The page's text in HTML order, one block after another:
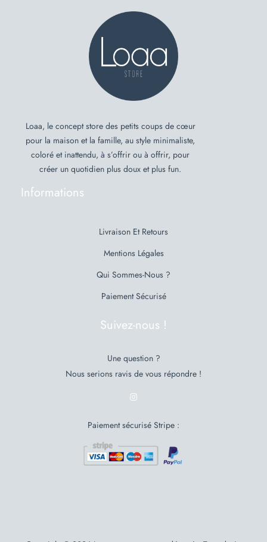
Loaa, le concept store des petits coups de cœur
pour la maison et la famille, au style minimaliste,
coloré et inattendu, à s’offrir ou à offrir, pour
créer un quotidien plus doux et plus fun.
Informations
Livraison Et Retours
Mentions Légales
Qui Sommes-Nous ?
Paiement Sécurisé
Suivez-nous !
Une question ?
Nous serions ravis de vous répondre !
Paiement sécurisé Stripe :